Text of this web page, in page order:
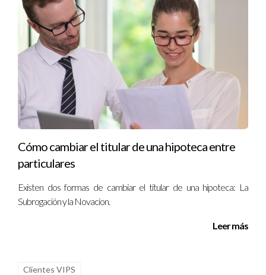
Cómo cambiar el titular de una hipoteca entre
particulares
Existen dos formas de cambiar el titular de una hipoteca: La
Subrogación y la Novacion.
Leer más
Clientes VIPS